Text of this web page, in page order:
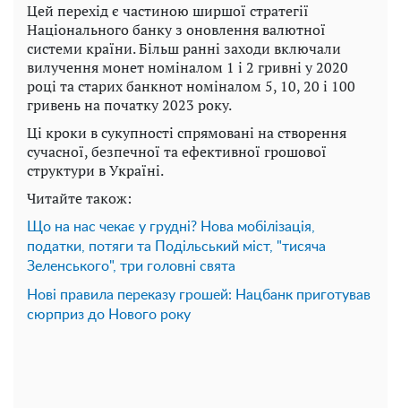
Цей перехід є частиною ширшої стратегії
Національного банку з оновлення валютної
системи країни. Більш ранні заходи включали
вилучення монет номіналом 1 і 2 гривні у 2020
році та старих банкнот номіналом 5, 10, 20 і 100
гривень на початку 2023 року.
Ці кроки в сукупності спрямовані на створення
сучасної, безпечної та ефективної грошової
структури в Україні.
Читайте також:
Що на нас чекає у грудні? Нова мобілізація,
податки, потяги та Подільський міст, "тисяча
Зеленського", три головні свята
Нові правила переказу грошей: Нацбанк приготував
сюрприз до Нового року